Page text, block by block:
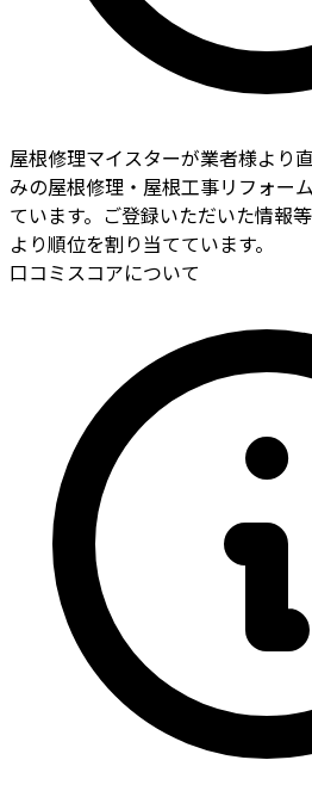
屋根修理マイスターが業者様より
みの屋根修理・屋根工事リフォー
ています。ご登録いただいた情報
より順位を割り当てています。
口コミスコアについて